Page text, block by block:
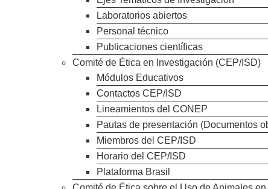
Laboratorios abiertos
Personal técnico
Publicaciones científicas
Comité de Ética en Investigación (CEP/ISD)
Módulos Educativos
Contactos CEP/ISD
Lineamientos del CONEP
Pautas de presentación (Documentos
Miembros del CEP/ISD
Horario del CEP/ISD
Plataforma Brasil